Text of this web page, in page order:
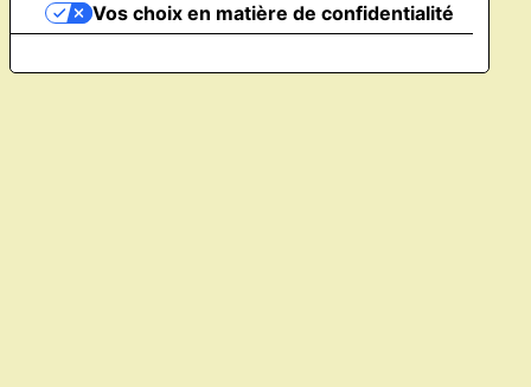
Vos choix en matière de confidentialité